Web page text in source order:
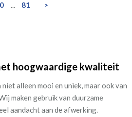
... 81 >
hoogwaardige kwaliteit
alleen mooi en uniek, maar ook van
maken gebruik van duurzame
aandacht aan de afwerking.